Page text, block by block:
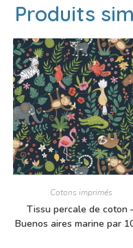
Produits
Cotons imprimés
Tissu percale de coton
Buenos aires marine par